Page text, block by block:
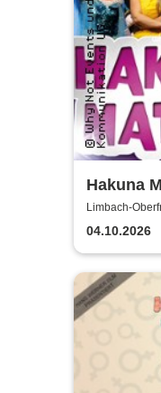
Hakuna
Limbach-
OBERFROHNA
04.10.2026